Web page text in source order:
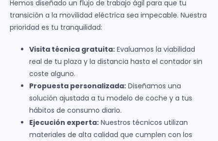
Hemos diseñado un flujo de trabajo ágil para que tu
transición a la movilidad eléctrica sea impecable. Nuestra
prioridad es tu tranquilidad:
Visita técnica gratuita: Evaluamos la viabilidad
real de tu plaza y la distancia hasta el contador sin
coste alguno.
Propuesta personalizada: Diseñamos una
solución ajustada a tu modelo de coche y a tus
hábitos de consumo diario.
Ejecución experta: Nuestros técnicos utilizan
materiales de alta calidad que cumplen con los